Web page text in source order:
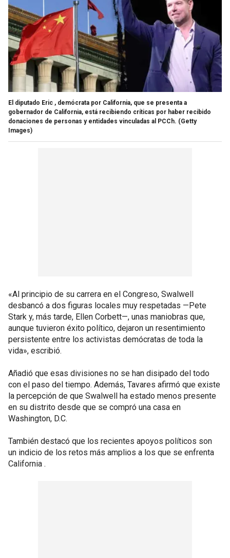
El diputado Eric , demócrata por California, que se presenta a
gobernador de California, está recibiendo críticas por haber recibido
donaciones de personas y entidades vinculadas al PCCh. (Getty
Images)
«Al principio de su carrera en el Congreso, Swalwell
desbancó a dos figuras locales muy respetadas —Pete
Stark y, más tarde, Ellen Corbett—, unas maniobras que,
aunque tuvieron éxito político, dejaron un resentimiento
persistente entre los activistas demócratas de toda la
vida», escribió.
Añadió que esas divisiones no se han disipado del todo
con el paso del tiempo. Además, Tavares afirmó que existe
la percepción de que Swalwell ha estado menos presente
en su distrito desde que se compró una casa en
Washington, D.C.
También destacó que los recientes apoyos políticos son
un indicio de los retos más amplios a los que se enfrenta
California .